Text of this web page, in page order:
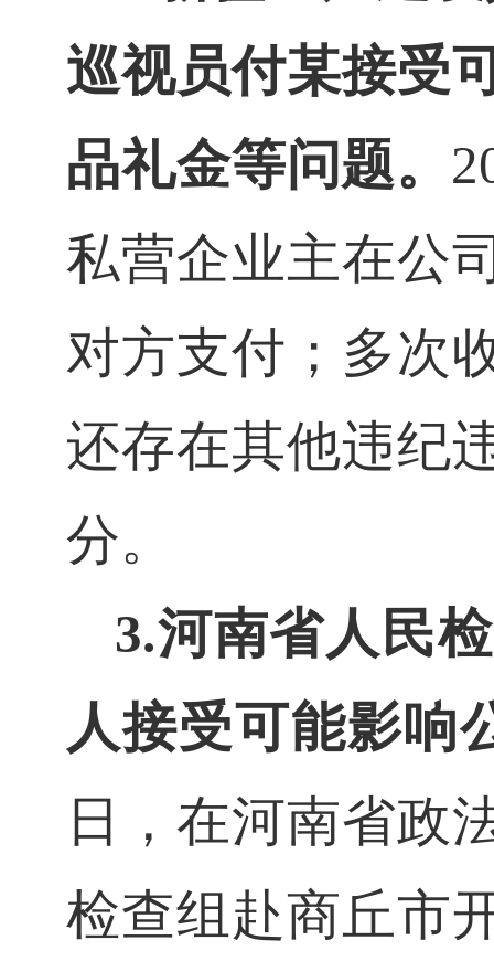
巡视员付某接受
品礼金等问题。
私营企业主在公
对方支付；多次
还存在其他违纪
分。
3.河南省人民
人接受可能影响
日，在河南省政
检查组赴商丘市